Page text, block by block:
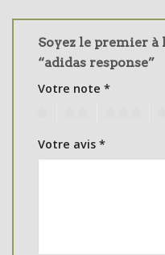
Soyez le premier
“adidas response”
Votre note *
Votre avis *